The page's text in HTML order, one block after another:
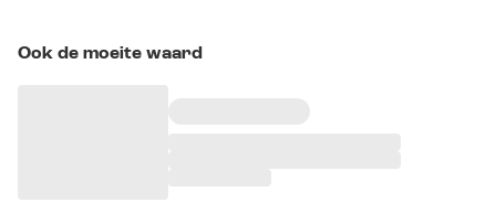
Ook de moeite waard